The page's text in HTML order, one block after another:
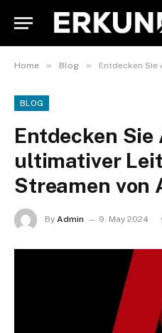
Home » Blog » Entdecken Sie AniFlix:
BLOG
Entdecken
ultimativer
Streamen von
By Admin 9. May 2024